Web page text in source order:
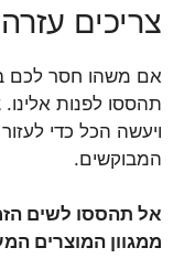
צריכים
אם משהו חסר לכם
תהססו לפנות
ויעשה הכל כדי
המבוקשים.
אל תהססו לשים
ממגוון המוצרים